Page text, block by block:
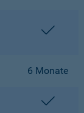
6 Monate